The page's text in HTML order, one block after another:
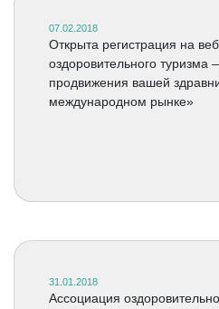
07.02.2018
Открыта регистрация на
оздоровительного туризма
продвижения вашей
международном рынке»
31.01.2018
Ассоциация